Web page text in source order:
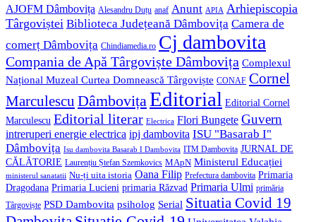
AJOFM Dâmbovița Alesandru Duțu anaf Anunt APIA Arhiepiscopia
Târgoviștei Biblioteca Județeană Dâmbovița Camera de
comerț Dâmbovița Chindiamedia.ro Cj dambovita
Compania de Apă Târgoviște Dâmbovița Complexul
Național Muzeal Curtea Domnească Târgoviște CONAF Cornel
Marculescu Dâmbovița Editorial Editorial Cornel
Marculescu Editorial literar Electrica Flori Bungete Guvern
intreruperi energie electrica ipj dambovita ISU "Basarab I"
Dâmbovița Isu dambovita Basarab I Dambovita ITM Dambovita JURNAL DE
CĂLĂTORIE Laurențiu Ștefan Szemkovics MApN Ministerul Educației
ministerul sanatatii Nu-ți uita istoria Oana Filip Prefectura dambovita Primaria
Dragodana Primaria Lucieni primaria Răzvad Primaria Ulmi primăria
Târgoviște PSD Dambovita psiholog Serial Situatia Covid 19